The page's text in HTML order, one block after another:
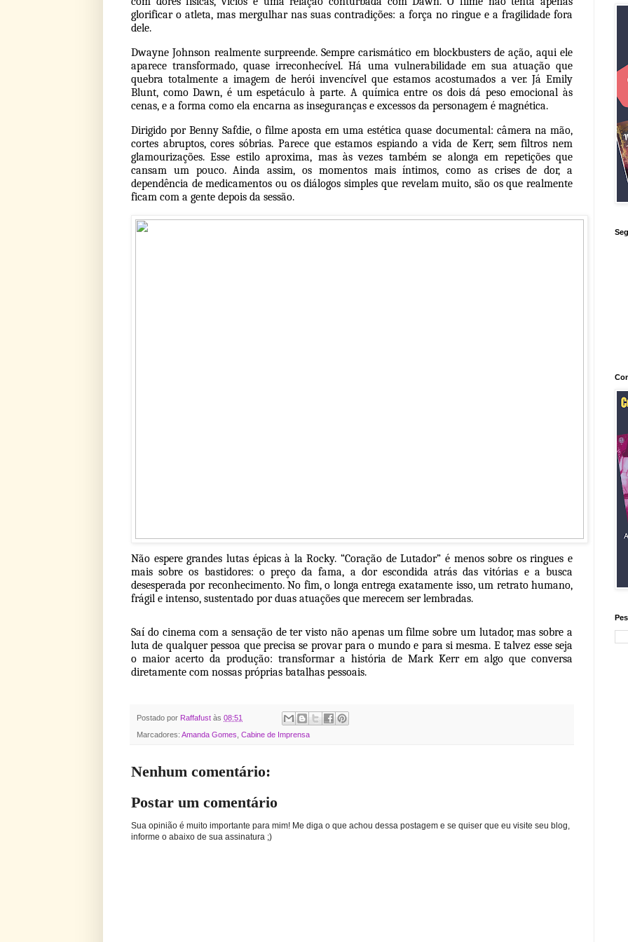
glorificar o atleta, mas mergulhar nas suas contradições: a força no ringue e a fragilidade fora
dele.
Dwayne Johnson realmente surpreende. Sempre carismático em blockbusters de ação, aqui ele
aparece transformado, quase irreconhecível. Há uma vulnerabilidade em sua atuação que
quebra totalmente a imagem de herói invencível que estamos acostumados a ver. Já Emily
Blunt, como Dawn, é um espetáculo à parte. A química entre os dois dá peso emocional às
cenas, e a forma como ela encarna as inseguranças e excessos da personagem é magnética.
Dirigido por Benny Safdie, o filme aposta em uma estética quase documental: câmera na mão,
cortes abruptos, cores sóbrias. Parece que estamos espiando a vida de Kerr, sem filtros nem
glamourizações. Esse estilo aproxima, mas às vezes também se alonga em repetições que
cansam um pouco. Ainda assim, os momentos mais íntimos, como as crises de dor, a
dependência de medicamentos ou os diálogos simples que revelam muito, são os que realmente
ficam com a gente depois da sessão.
Não espere grandes lutas épicas à la Rocky. “Coração de Lutador” é menos sobre os ringues e
mais sobre os bastidores: o preço da fama, a dor escondida atrás das vitórias e a busca
desesperada por reconhecimento. No fim, o longa entrega exatamente isso, um retrato humano,
frágil e intenso, sustentado por duas atuações que merecem ser lembradas.
Saí do cinema com a sensação de ter visto não apenas um filme sobre um lutador, mas sobre a
luta de qualquer pessoa que precisa se provar para o mundo e para si mesma. E talvez esse seja
o maior acerto da produção: transformar a história de Mark Kerr em algo que conversa
diretamente com nossas próprias batalhas pessoais.
Postado por Raffafust às 08:51
Marcadores: Amanda Gomes Cabine de Imprensa
Nenhum comentário:
Postar um comentário
Sua opinião é muito importante para mim! Me diga o que achou dessa postagem e se quiser que eu visite seu blog,
informe o abaixo de sua assinatura ;)